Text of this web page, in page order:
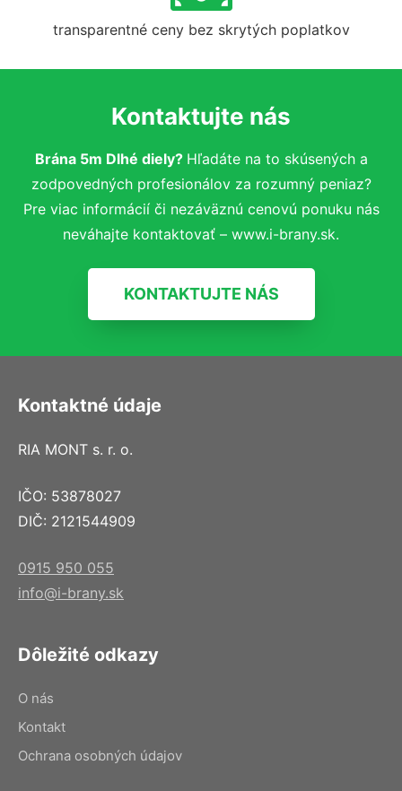
transparentné ceny bez skrytých poplatkov
Kontaktujte nás
Brána 5m Dlhé diely? Hľadáte na to skúsených a
zodpovedných profesionálov za rozumný peniaz?
Pre viac informácií či nezáväznú cenovú ponuku nás
neváhajte kontaktovať – www.i-brany.sk.
KONTAKTUJTE NÁS
Kontaktné údaje
RIA MONT s. r. o.
IČO: 53878027
DIČ: 2121544909
0915 950 055
info@i-brany.sk
Dôležité odkazy
O nás
Kontakt
Ochrana osobných údajov